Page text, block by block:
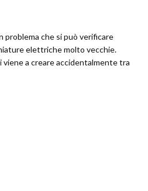
che si può verificare
elettriche molto vecchie.
a creare accidentalmente tra